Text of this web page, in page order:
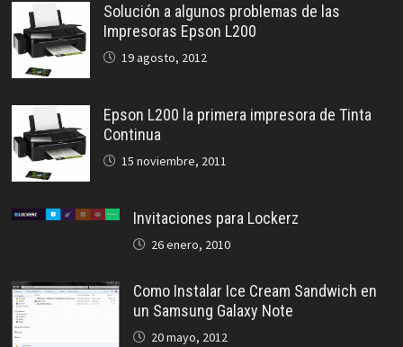
Solución a algunos problemas de las
Impresoras Epson L200
19 agosto, 2012
Epson L200 la primera impresora de Tinta
Continua
15 noviembre, 2011
Invitaciones para Lockerz
26 enero, 2010
Como Instalar Ice Cream Sandwich en
un Samsung Galaxy Note
20 mayo, 2012